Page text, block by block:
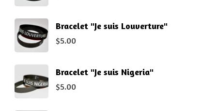
Bracelet "Je suis Louverture"
$5.00
Bracelet "Je suis Nigeria"
$5.00